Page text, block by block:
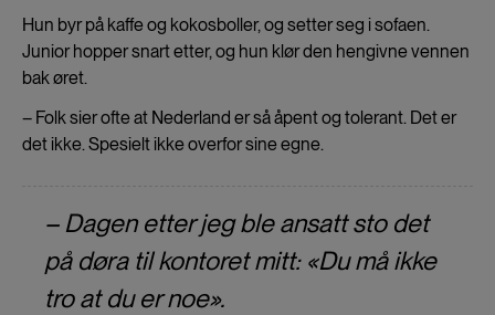
Hun byr på kaffe og kokosboller, og setter seg i sofaen.
Junior hopper snart etter, og hun klør den hengivne vennen
bak øret.
– Folk sier ofte at Nederland er så åpent og tolerant. Det er
det ikke. Spesielt ikke overfor sine egne.
– Dagen etter jeg ble ansatt sto det
på døra til kontoret mitt: «Du må ikke
tro at du er noe».